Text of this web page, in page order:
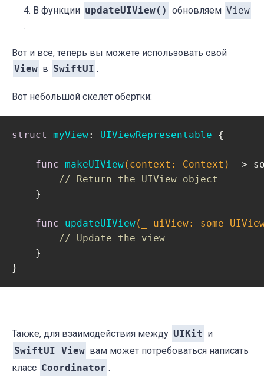
В функции updateUIView() обновляем View
.
Вот и все, теперь вы можете использовать свой
View в SwiftUI .
Вот небольшой скелет обертки:
struct myView: UIViewRepresentable {
func makeUIView(context: Context)
->
// Return the UIView object
    }
func updateUIView(
uiView: some
// Update the view
    }
}
Также, для взаимодействия между UIKit и
SwiftUI View вам может потребоваться написать
класс Coordinator .